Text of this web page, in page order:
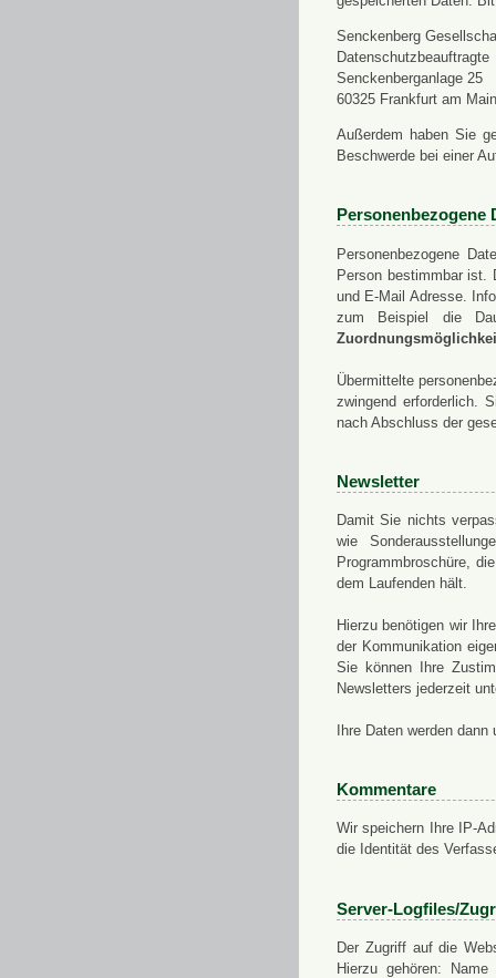
Senckenberg
Datenschutzbeauftragte
Senckenberganlage 25
60325 Frankfurt am Main
Außerdem haben Sie
Beschwerde bei einer
Personenbezogene
Personenbezogene
Person bestimmbar ist.
und E-Mail Adresse.
zum Beispiel die
Übermittelte
zwingend erforderlich.
nach Abschluss der
Newsletter
Damit Sie nichts
wie
Programmbroschüre,
dem Laufenden hält.
Hierzu benötigen wir
der Kommunikation
Sie können Ihre
Newsletters jederzeit
Ihre Daten werden
Kommentare
Wir speichern Ihre IP-
die Identität des
Server-Logfiles/
Der Zugriff auf die
Hierzu gehören: